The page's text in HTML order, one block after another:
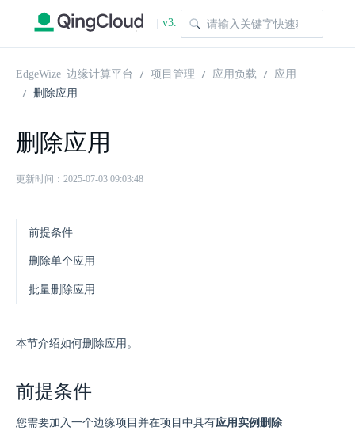
| v3.
1.0
EdgeWize 边缘计算平台 项目管理 应用负载
应用
删除应用
删除应用
更新时间：2025-07-03 09:03:48
前提条件
删除单个应用
批量删除应用
本节介绍如何删除应用。
前提条件
您需要加入一个边缘项目并在项目中具有应用实例删除